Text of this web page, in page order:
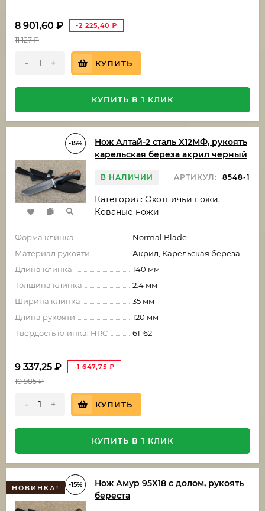
8 901,60 ₽ -2 225,40 ₽
11 127₽
- + КУПИТЬ
КУПИТЬ В 1 КЛИК
-15%
Нож Алтай-2 сталь Х12МФ, рукоять
карельская береза акрил черный
В НАЛИЧИИ АРТИКУЛ: 8548-1
Категория: Охотничьи ножи,
Кованые ножи
Форма клинка
Normal Blade
Материал рукояти
Акрил, Карельская береза
Длина клинка
140 мм
Толщина клинка
2.4 мм
Ширина клинка
35 мм
Длина рукояти
120 мм
Твёрдость клинка, HRC
61-62
9 337,25 ₽ -1 647,75 ₽
10 985₽
- + КУПИТЬ
КУПИТЬ В 1 КЛИК
НОВИНКА! -15%
Нож Амур 95Х18 с долом, рукоять
береста